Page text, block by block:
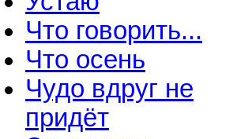
Что говорить...
Что осень
Чудо вдруг не
придёт